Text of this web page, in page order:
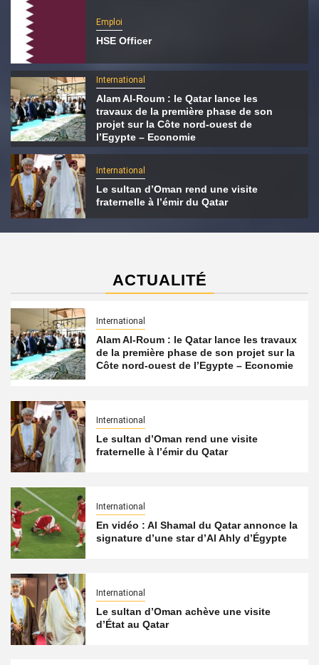
Emploi
HSE Officer
International
Alam Al-Roum : le Qatar lance les
travaux de la première phase de son
projet sur la Côte nord-ouest de
l’Egypte – Economie
International
Le sultan d’Oman rend une visite
fraternelle à l’émir du Qatar
ACTUALITÉ
International
Alam Al-Roum : le Qatar lance les travaux
de la première phase de son projet sur la
Côte nord-ouest de l’Egypte – Economie
International
Le sultan d’Oman rend une visite
fraternelle à l’émir du Qatar
International
En vidéo : Al Shamal du Qatar annonce la
signature d’une star d’Al Ahly d’Égypte
International
Le sultan d’Oman achève une visite
d’État au Qatar